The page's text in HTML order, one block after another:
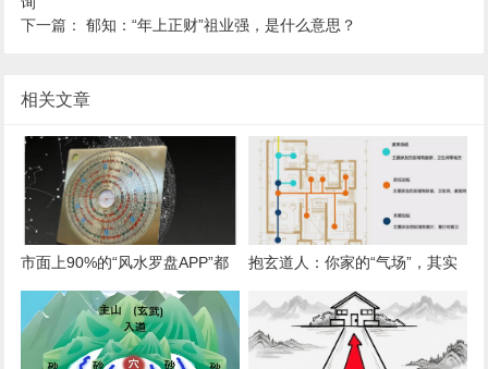
下一篇：郁知：“年上正财”祖业强，是什么意思？
相关文章
市面上90%的“风水罗盘APP”都
错在哪？简论“地理真北”与“磁北
方向”
抱玄道人：你家的“气场”，其实
由你的日常动线决定